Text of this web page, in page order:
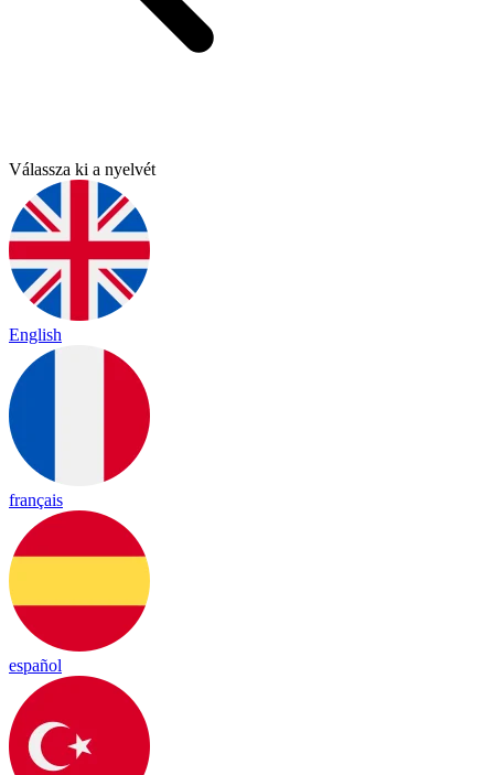
Válassza ki a nyelvét
English
français
español